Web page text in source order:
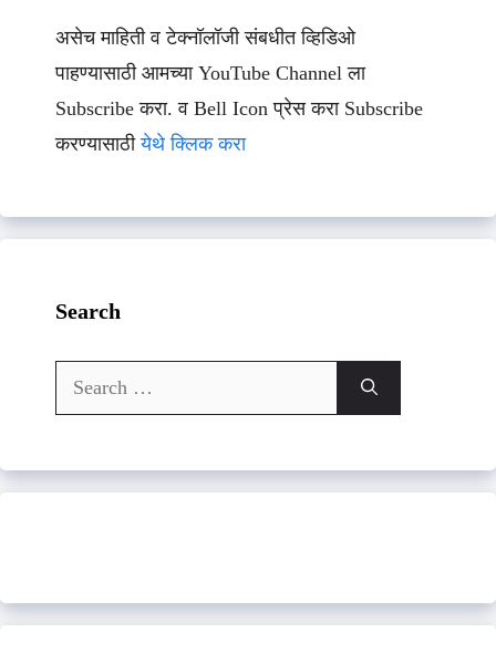
असेच माहिती व टेक्नॉलॉजी संबधीत व्हिडिओ
पाहण्यासाठी आमच्या YouTube Channel ला
Subscribe करा. व Bell Icon प्रेस करा Subscribe
करण्यासाठीयेथे क्लिक करा
Search
Search
for: